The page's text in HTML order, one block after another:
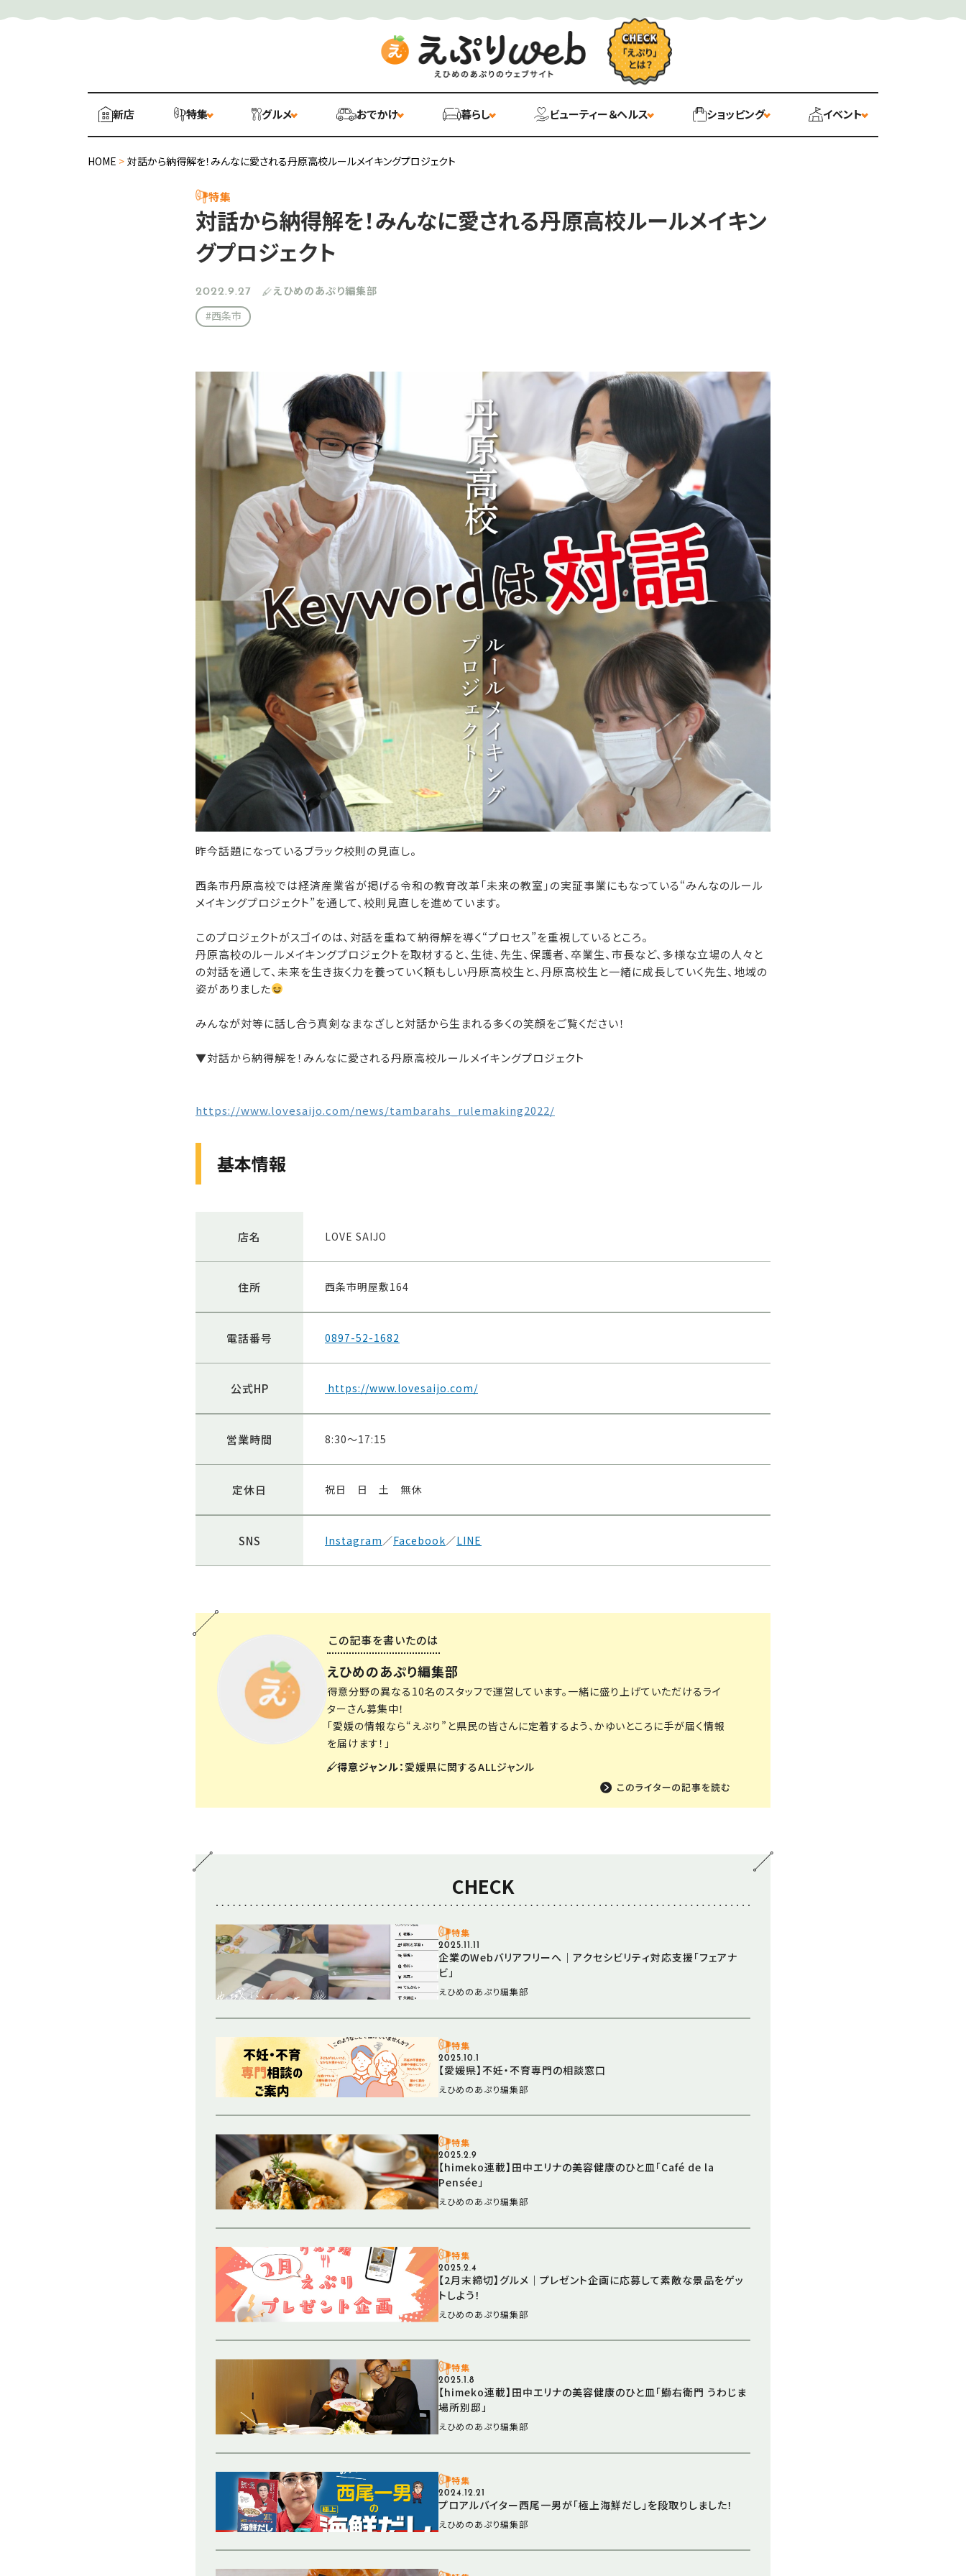
新店 特集 グルメ おでかけ 暮らし ビューティー＆ヘルス ショッピング イベント
HOME > 対話から納得解を！みんなに愛される丹原高校ルールメイキングプロジェクト
特集
対話から納得解を！みんなに愛される丹原高校ルールメイキン
グプロジェクト
2022.9.27
えひめのあぷり編集部
#西条市
昨今話題になっているブラック校則の見直し。
西条市丹原高校では経済産業省が掲げる令和の教育改革「未来の教室」の実証事業にもなっている“みんなのルール
メイキングプロジェクト”を通して、校則見直しを進めています。
このプロジェクトがスゴイのは、対話を重ねて納得解を導く“プロセス”を重視しているところ。
丹原高校のルールメイキングプロジェクトを取材すると、生徒、先生、保護者、卒業生、市長など、多様な立場の人々と
の対話を通して、未来を生き抜く力を養っていく頼もしい丹原高校生と、丹原高校生と一緒に成長していく先生、地域の
姿がありました
みんなが対等に話し合う真剣なまなざしと対話から生まれる多くの笑顔をご覧ください！
▼対話から納得解を！みんなに愛される丹原高校ルールメイキングプロジェクト
https://www.lovesaijo.com/news/tambarahs_rulemaking2022/
基本情報
店名 LOVE SAIJO
住所 西条市明屋敷164
電話番号 0897-52-1682
公式HP https://www.lovesaijo.com/
営業時間 8:30〜17:15
定休日 祝日 日 土 無休
SNS Instagram ／Facebook／LINE
この記事を書いたのは
えひめのあぷり編集部
得意分野の異なる10名のスタッフで運営しています。一緒に盛り上げていただけるライ
ターさん募集中！
「愛媛の情報なら“えぷり”と県民の皆さんに定着するよう、かゆいところに手が届く情報
を届けます！」
得意ジャンル： 愛媛県に関するALLジャンル
CHECK
特集
2025.11.11
企業のWebバリアフリーへ｜アクセシビリティ対応支援「フェアナ
ビ」
えひめのあぷり編集部
特集
2025.10.1
【愛媛県】不妊・不育専門の相談窓口
えひめのあぷり編集部
特集
2025.2.9
【himeko連載】田中エリナの美容健康のひと皿「Café de la
Pensée」
えひめのあぷり編集部
特集
2025.2.4
【2月末締切】グルメ｜プレゼント企画に応募して素敵な景品をゲッ
トしよう！
えひめのあぷり編集部
特集
2025.1.8
【himeko連載】田中エリナの美容健康のひと皿「鰤右衛門 うわじま
場所別邸」
えひめのあぷり編集部
特集
2024.12.21
プロアルバイター西尾一男が「極上海鮮だし」を段取りしました！
えひめのあぷり編集部